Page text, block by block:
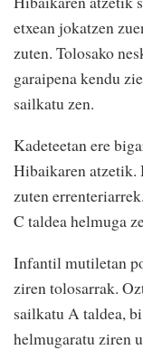
etxean jokatzen
zuten. Tolosako
garaipena kendu
sailkatu zen.
Kadeteetan ere
Hibaikaren atzetik.
zuten
C taldea helmuga
Infantil mutiletan
ziren tolosarrak.
sailkatu A taldea,
helmugaratu ziren